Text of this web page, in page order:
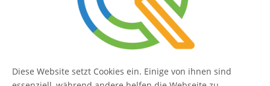
Diese Website setzt Cookies ein. Einige von ihnen sind